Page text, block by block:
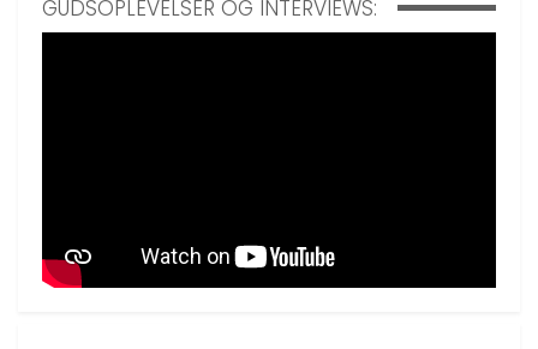
GUDSOPLEVELSER OG INTERVIEWS: